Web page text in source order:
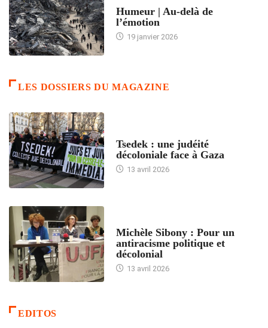
Humeur | Au-delà de
l’émotion
19 janvier 2026
LES DOSSIERS DU MAGAZINE
Tsedek : une judéité
décoloniale face à Gaza
13 avril 2026
Michèle Sibony : Pour un
antiracisme politique et
décolonial
13 avril 2026
EDITOS